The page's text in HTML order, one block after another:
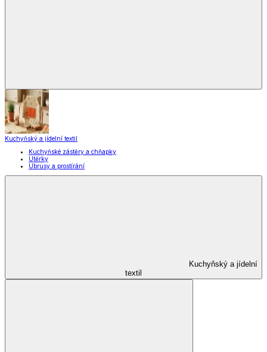
Kuchyňský a jídelní textil
Kuchyňské zástěry a chňapky
Utěrky
Ubrusy a prostírání
Kuchyňský a jídelní
textil